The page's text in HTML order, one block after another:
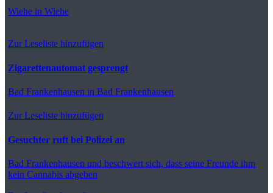
Wiehe in Wiehe
Zur Leseliste hinzufügen
Zigarettenautomat gesprengt
Bad Frankenhausen in Bad Frankenhausen
Zur Leseliste hinzufügen
Gesuchter ruft bei Polizei an
Bad Frankenhausen und beschwert sich, dass seine Freunde ihm
kein Cannabis abgeben